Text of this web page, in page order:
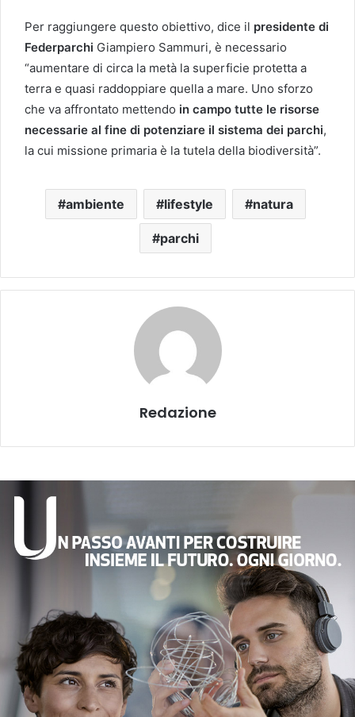
Per raggiungere questo obiettivo, dice il presidente di
Federparchi Giampiero Sammuri, è necessario
“aumentare di circa la metà la superficie protetta a
terra e quasi raddoppiare quella a mare. Uno sforzo
che va affrontato mettendo in campo tutte le risorse
necessarie al fine di potenziare il sistema dei parchi,
la cui missione primaria è la tutela della biodiversità”.
ambiente lifestyle natura
parchi
Redazione